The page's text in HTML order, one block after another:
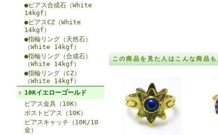
●ピアス合成石（White
14kgf）
●ピアスCZ（White
14kgf）
●指輪リング（天然石）
（White 14kgf）
●指輪リング（合成石）
（White 14kgf）
●指輪リング（CZ）
（White 14kgf）
10Kイエローゴールド
ピアス金具（10K）
ポストピアス（10K）
ピアスキャッチ（10K/10
金）
この商品を見た人はこんな商品